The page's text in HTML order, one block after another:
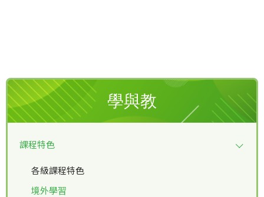
學與教
課程特色
各級課程特色
境外學習